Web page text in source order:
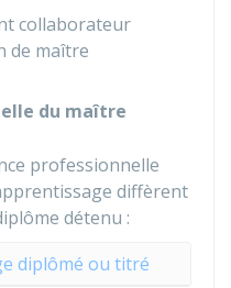
collaborateur
de maître
du maître
professionnelle
diffèrent
détenu :
diplômé ou titré